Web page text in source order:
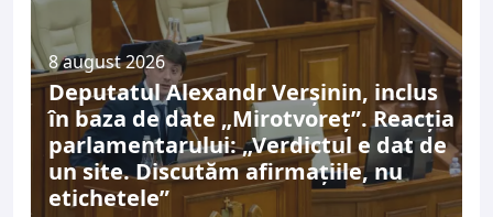
8 august 2026
Deputatul Alexandr Verșinin, inclus
în baza de date „Mirotvoreț”. Reacția
parlamentarului: „Verdictul e dat de
un site. Discutăm afirmațiile, nu
etichetele”